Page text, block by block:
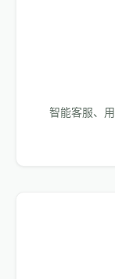
智能客服、